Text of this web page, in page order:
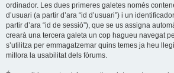
ordinador. Les dues primeres galetes només
d’usuari (a partir d’ara “id d’usuari”) i un
partir d’ara “id de sessió”), que se us assigna
crearà una tercera galeta un cop hagueu navegat
s’utilitza per emmagatzemar quins temes ja heu
millora la usabilitat dels fòrums.